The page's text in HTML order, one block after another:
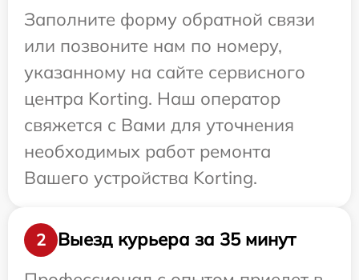
Заполните форму обратной связи
или позвоните нам по номеру,
указанному на сайте сервисного
центра Korting. Наш оператор
свяжется с Вами для уточнения
необходимых работ ремонта
Вашего устройства Korting.
2
Выезд курьера за 35 минут